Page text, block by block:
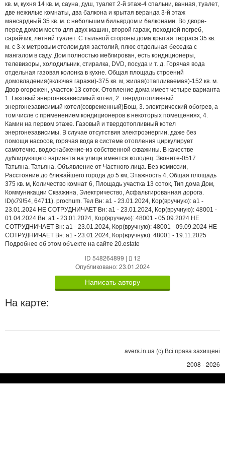
кв. м, кухня 14 кв. м, сауна, душ, туалет 2-й этаж-4 спальни, ванная, туалет,
две нежилые комнаты, два балкона и крытая веранда 3-й этаж
мансардный 35 кв. м. с небольшим бильярдом и балконами. Во дворе-
перед домом место для двух машин, второй гараж, походной погреб,
сарайчик, летний туалет. С тыльной стороны дома крытая терраса 35 кв.
м. с 3-х метровым столом для застолий, плюс отдельная беседка с
мангалом в саду. Дом полностью меблирован, есть кондиционеры,
телевизоры, холодильник, стиралка, DVD, посуда и т. д. Горячая вода
отдельная газовая колонка в кухне. Общая площадь строений
домовладения(включая гаражи)-375 кв. м, жилая(отапливаемая)-152 кв. м.
Двор огорожен, участок-13 соток. Отопление дома имеет четыре варианта
1. Газовый энергонезависимый котел, 2. твердотопливный
энергонезависимый котел(современный)Бош, 3. электрический обогрев, а
том числе с применением кондиционеров в некоторых помещениях, 4.
Камин на первом этаже. Газовый и твердотопливный котел
энергонезависимы. В случае отсутствия электроэнергии, даже без
помощи насосов, горячая вода в системе отопления циркулирует
самотечно. водоснабжение-из собственной скважины. В качестве
дублирующего варианта на улице имеется колодец. Звоните-0517
Татьяна. Татьяна. Объявление от Частного лица. Без комиссии,
Расстояние до ближайшего города до 5 км, Этажность 4, Общая площадь
375 кв. м, Количество комнат 6, Площадь участка 13 соток, Тип дома Дом,
Коммуникации Скважина, Электричество, Асфальтированная дорога.
ID(к79!54, 64711). prochum. Тел Вн: a1 - 23.01.2024, Кор(вручную): a1 -
23.01.2024 НЕ СОТРУДНИЧАЕТ Вн: a1 - 23.01.2024, Кор(вручную): 48001 -
01.04.2024 Вн: a1 - 23.01.2024, Кор(вручную): 48001 - 05.09.2024 НЕ
СОТРУДНИЧАЕТ Вн: a1 - 23.01.2024, Кор(вручную): 48001 - 09.09.2024 НЕ
СОТРУДНИЧАЕТ Вн: a1 - 23.01.2024, Кор(вручную): 48001 - 19.11.2025
Подробнее об этом объекте на сайте 20.estate
ID 548264899 |
12
Опубликовано: 23.01.2024
Написать автору
На карте:
avers.in.ua (с) Всі права захищені
2008 - 2026